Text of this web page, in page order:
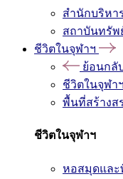
สำนักบริหา
สถาบันทรั
ชีวิตในจุฬาฯ
ย้อนกลั
ชีวิตในจุฬาฯ
พื้นที่สร้างส
ชีวิตในจุฬาฯ
หอสมุดและ